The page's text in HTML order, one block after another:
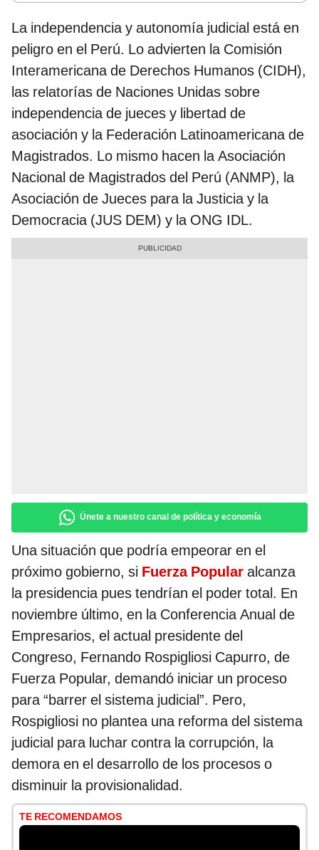
La independencia y autonomía judicial está en
peligro en el Perú. Lo advierten la Comisión
Interamericana de Derechos Humanos (CIDH),
las relatorías de Naciones Unidas sobre
independencia de jueces y libertad de
asociación y la Federación Latinoamericana de
Magistrados. Lo mismo hacen la Asociación
Nacional de Magistrados del Perú (ANMP), la
Asociación de Jueces para la Justicia y la
Democracia (JUS DEM) y la ONG IDL.
Únete a nuestro canal de política y economía
Una situación que podría empeorar en el
próximo gobierno, si Fuerza Popular alcanza
la presidencia pues tendrían el poder total. En
noviembre último, en la Conferencia Anual de
Empresarios, el actual presidente del
Congreso, Fernando Rospigliosi Capurro, de
Fuerza Popular, demandó iniciar un proceso
para “barrer el sistema judicial”. Pero,
Rospigliosi no plantea una reforma del sistema
judicial para luchar contra la corrupción, la
demora en el desarrollo de los procesos o
disminuir la provisionalidad.
TE RECOMENDAMOS